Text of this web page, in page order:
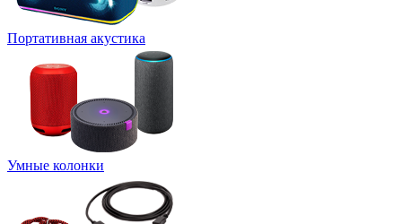
Портативная акустика
Умные колонки